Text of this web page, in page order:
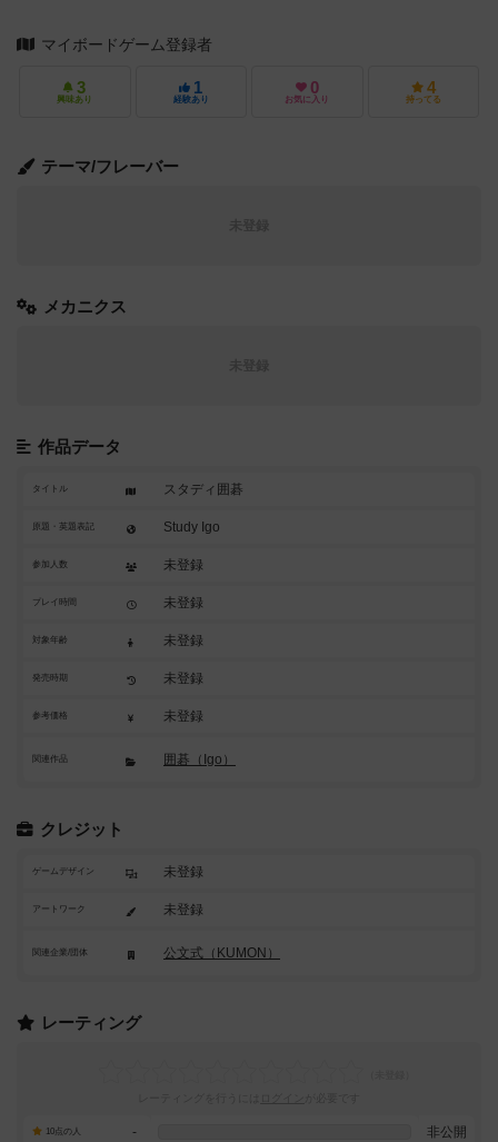
マイボードゲーム登録者
3
興味あり
1
経験あり
0
お気に入り
4
持ってる
テーマ/フレーバー
メカニクス
作品データ
タイトル スタディ囲碁
原題・英題表記 Study Igo
参加人数 未登録
プレイ時間 未登録
対象年齢 未登録
発売時期 未登録
参考価格 未登録
関連作品 囲碁（Igo）
クレジット
ゲームデザイン 未登録
アートワーク 未登録
関連企業/団体 公文式（KUMON）
レーティング
10点の人 - 非公開